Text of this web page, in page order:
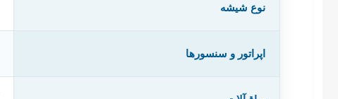
نوع شیشه
اپراتور و سنسورها